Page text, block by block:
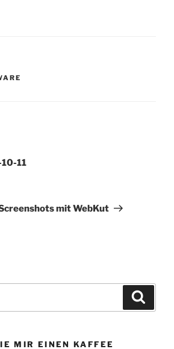
11
mit WebKut
MIR EINEN KAFFEE